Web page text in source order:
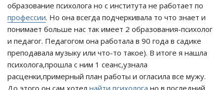
образование психолога но с института не работает по
профессии. Но она всегда подчеркивала то что знает и
понимает больше нас так имеет 2 образования-психолог
и педагог. Педагогом она работала в 90 года в садике
преподавала музыку или что-то такое). В итоге я нашла
психолога,прошла с ним 1 сеанс,узнала
расценки,примерный план работы и огласила все мужу.